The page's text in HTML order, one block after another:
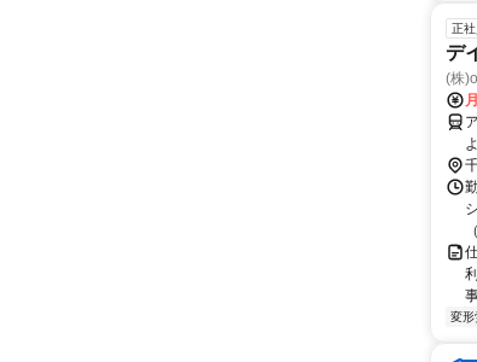
正社
デ
(株
アクセス:
やす
変形